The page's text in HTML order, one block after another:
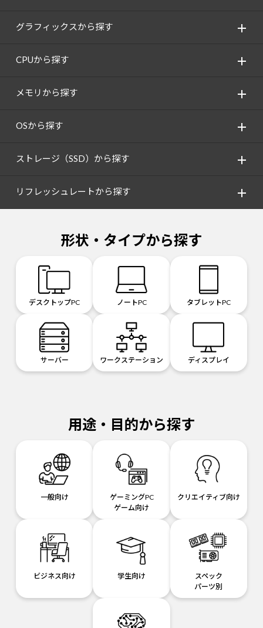
グラフィックスから探す
CPUから探す
メモリから探す
OSから探す
ストレージ（SSD）から探す
リフレッシュレートから探す
形状・タイプから探す
デスクトップPC ノートPC タブレットPC
サーバー ワークステーション ディスプレイ
用途・目的から探す
一般向け
ゲーミングPC
ゲーム向け
クリエイティブ向け
ビジネス向け 学生向け
スペック
パーツ別